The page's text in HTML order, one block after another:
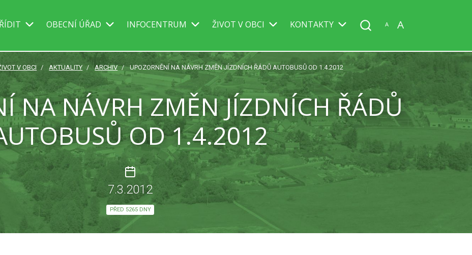
OBECNÍ ÚŘAD INFOCENTRUM ŽIVOT V OBCI KONTAKTY A A
V OBCI AKTUALITY ARCHIV UPOZORNĚNÍ NA NÁVRH ZMĚN JÍZDNÍCH ŘÁDŮ AUTOBUSŮ OD 1.4.2012
NA NÁVRH ZMĚN JÍZDNÍCH ŘÁDŮ
OD 1.4.2012
7.3.2012
PŘED 5265 DNY